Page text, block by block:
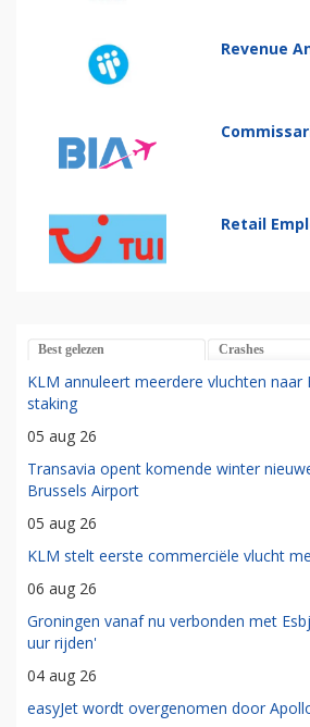
Revenue
Retail
Best gelezen Crashes
KLM annuleert meerdere vluchten
staking
05 aug 26
Transavia opent komende winter
Brussels Airport
05 aug 26
KLM stelt eerste commerciële vlucht
06 aug 26
Groningen vanaf nu verbonden met
uur rijden'
04 aug 26
easyJet wordt overgenomen door